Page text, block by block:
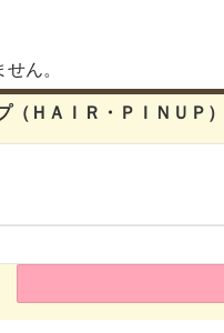
ん。
（ＨＡＩＲ・ＰＩＮＵＰ